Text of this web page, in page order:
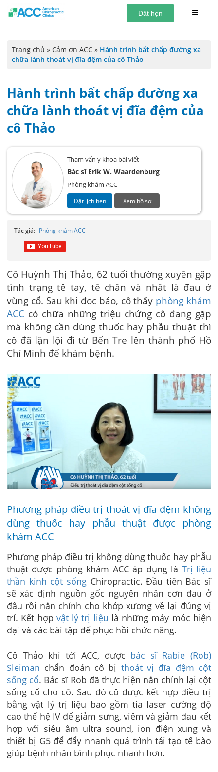
Đặt hẹn
Trang chủ » Cảm ơn ACC » Hành trình bất chấp đường xa
chữa lành thoát vị đĩa đệm của cô Thảo
Hành trình bất chấp đường xa
chữa lành thoát vị đĩa đệm của
cô Thảo
Tham vấn y khoa bài viết
Bác sĩ Erik W. Waardenburg
Phòng khám ACC
Đặt lịch hẹn Xem hồ sơ
Tác giả: Phòng khám ACC
Cô Huỳnh Thị Thảo, 62 tuổi thường xuyên gặp
tình trạng tê tay, tê chân và nhất là đau ở
vùng cổ. Sau khi đọc báo, cô thấy phòng khám
ACC có chữa những triệu chứng cô đang gặp
mà không cần dùng thuốc hay phẫu thuật thì
cô đã lặn lội đi từ Bến Tre lên thành phố Hồ
Chí Minh để khám bệnh.
Phương pháp điều trị thoát vị đĩa đệm không
dùng thuốc hay phẫu thuật được phòng
khám ACC
Phương pháp điều trị không dùng thuốc hay phẫu
thuật được phòng khám ACC áp dụng là Trị liệu
thần kinh cột sốngChiropractic. Đầu tiên Bác sĩ
sẽ xác định nguồn gốc nguyên nhân cơn đau ở
đâu rồi nắn chỉnh cho khớp xương về lại đúng vị
trí. Kết hợp vật lý trị liệu là những máy móc hiện
đại và các bài tập để phục hồi chức năng.
Cô Thảo khi tới ACC, được bác sĩ Rabie (Rob)
Sleiman chẩn đoán cô bị thoát vị đĩa đệm cột
sống cổ. Bác sĩ Rob đã thực hiện nắn chỉnh lại cột
sống cổ cho cô. Sau đó cô được kết hợp điều trị
bằng vật lý trị liệu bao gồm tia laser cường độ
cao thế hệ IV để giảm sưng, viêm và giảm đau kết
hợp với siêu âm ultra sound, ion điện xung và
thiết bị G5 để đẩy nhanh quá trình tái tạo tế bào
giúp bệnh nhân bình phục nhanh hơn.